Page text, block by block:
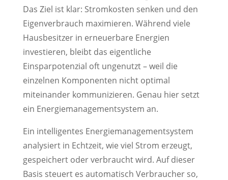
Das Ziel ist klar: Stromkosten senken und den
Eigenverbrauch maximieren. Während viele
Hausbesitzer in erneuerbare Energien
investieren, bleibt das eigentliche
Einsparpotenzial oft ungenutzt – weil die
einzelnen Komponenten nicht optimal
miteinander kommunizieren. Genau hier setzt
ein Energiemanagementsystem an.
Ein intelligentes Energiemanagementsystem
analysiert in Echtzeit, wie viel Strom erzeugt,
gespeichert oder verbraucht wird. Auf dieser
Basis steuert es automatisch Verbraucher so,